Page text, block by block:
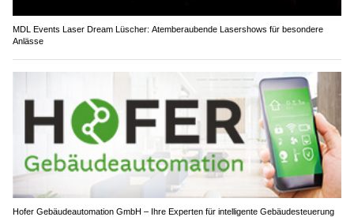
MDL Events Laser Dream Lüscher: Atemberaubende Lasershows für besondere
Anlässe
Hofer Gebäudeautomation GmbH – Ihre Experten für intelligente Gebäudesteuerung